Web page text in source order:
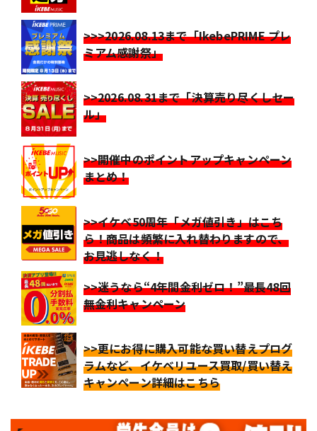
>>>2026.08.13まで「IkebePRIME プレ
ミアム感謝祭」
>>2026.08.31まで「決算売り尽くしセー
ル」
>>開催中のポイントアップキャンペーン
まとめ！
>>イケベ50周年「メガ値引き」はこち
ら！商品は頻繁に入れ替わりますので、
お見逃しなく！
>>迷うなら“4年間金利ゼロ！”最長48回
無金利キャンペーン
>>更にお得に購入可能な買い替えプログ
ラムなど、イケベリユース買取/買い替え
キャンペーン詳細はこちら